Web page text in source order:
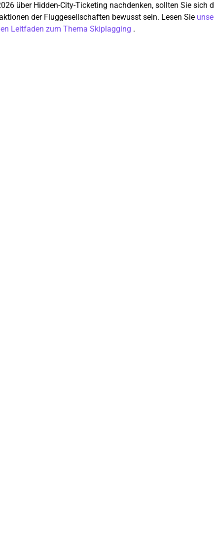
über Hidden-City-Ticketing nachdenken, sollten Sie sich
der Fluggesellschaften bewusst sein. Lesen Sie
Leitfaden zum Thema Skiplagging .